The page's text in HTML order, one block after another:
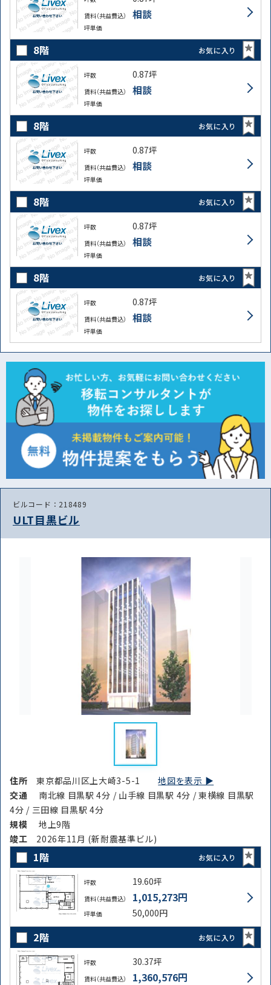
賃料（共益費込） 相談
坪単価
8階 お気に入り
坪数 0.87坪
賃料（共益費込） 相談
坪単価
8階 お気に入り
坪数 0.87坪
賃料（共益費込） 相談
坪単価
8階 お気に入り
坪数 0.87坪
賃料（共益費込） 相談
坪単価
8階 お気に入り
坪数 0.87坪
賃料（共益費込） 相談
坪単価
ビルコード：218489
ULT目黒ビル
住所東京都品川区上大崎3-5-1地図を表示 ▶︎
交通
南北線 目黒駅 4分 / 山手線 目黒駅 4分 / 東横線 目黒駅
4分 / 三田線 目黒駅 4分
規模
地上9階
竣⼯ 2026年11月 (新耐震基準ビル)
1階 お気に入り
坪数 19.60坪
賃料（共益費込） 1,015,273円
坪単価 50,000円
2階 お気に入り
坪数 30.37坪
賃料（共益費込） 1,360,576円